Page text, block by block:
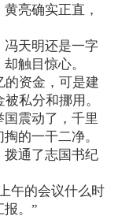
亮确实正直，
天明还是一字
触目惊心。
资金，可是建
私分和挪用。
震动了，千里
的一干二净。
通了志国书纪
午的会议什么时
。”